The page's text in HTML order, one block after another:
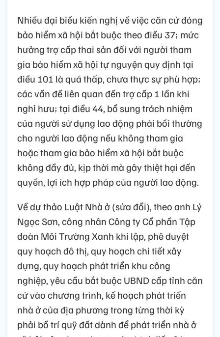
Nhiều đại biểu kiến nghị về việc căn cứ đóng
bảo hiểm xã hội bắt buộc theo điều 37; mức
hưởng trợ cấp thai sản đối với người tham
gia bảo hiểm xã hội tự nguyện quy định tại
điều 101 là quá thấp, chưa thực sự phù hợp;
các vấn đề liên quan đến trợ cấp 1 lần khi
nghỉ hưu; tại điều 44, bổ sung trách nhiệm
của người sử dụng lao động phải bồi thường
cho người lao động nếu không tham gia
hoặc tham gia bảo hiểm xã hội bắt buộc
không đầy đủ, kịp thời mà gây thiệt hại đến
quyền, lợi ích hợp pháp của người lao động.
Về dự thảo Luật Nhà ở (sửa đổi), theo anh Lý
Ngọc Sơn, công nhân Công ty Cổ phần Tập
đoàn Môi Trường Xanh khi lập, phê duyệt
quy hoạch đô thị, quy hoạch chi tiết xây
dựng, quy hoạch phát triển khu công
nghiệp, yêu cầu bắt buộc UBND cấp tỉnh căn
cứ vào chương trình, kế hoạch phát triển
nhà ở của địa phương trong từng thời kỳ
phải bố trí quỹ đất dành để phát triển nhà ở